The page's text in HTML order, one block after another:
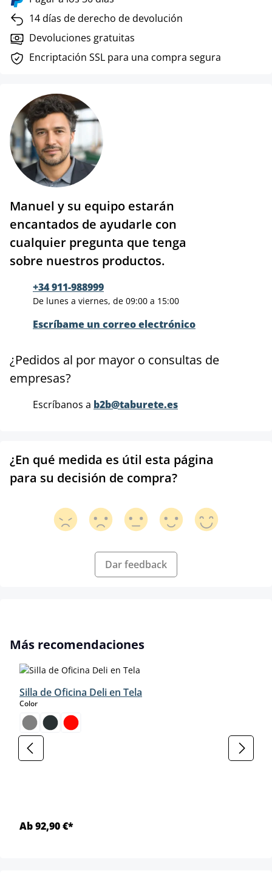
14 días de derecho de devolución
Devoluciones gratuitas
Encriptación SSL para una compra segura
Manuel y su equipo estarán
encantados de ayudarle con
cualquier pregunta que tenga
sobre nuestros productos.
+34 911-988999
De lunes a viernes, de 09:00 a 15:00
Escríbame un correo electrónico
¿Pedidos al por mayor o consultas de
empresas?
Escríbanos a b2b@taburete.es
¿En qué medida es útil esta página
para su decisión de compra?
Dar feedback
Omitir la galería de productos
Más recomendaciones
Silla de Oficina Deli en Tela
Colorselect
Ab 92,90 €*